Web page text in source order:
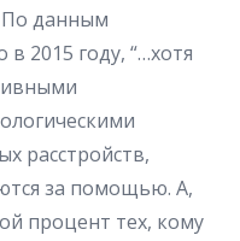
По данным
2015 году, “…хотя
расстройств,
за помощью. А,
процент тех, кому